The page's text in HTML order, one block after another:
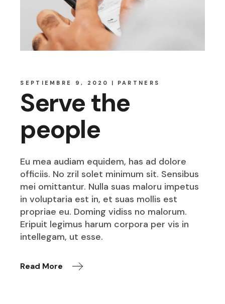
SEPTIEMBRE 9, 2020 PARTNERS
Serve the
people
Eu mea audiam equidem, has ad dolore
officiis. No zril solet minimum sit. Sensibus
mei omittantur. Nulla suas maloru impetus
in voluptaria est in, et suas mollis est
propriae eu. Doming vidiss no malorum.
Eripuit legimus harum corpora per vis in
intellegam, ut esse.
Read More